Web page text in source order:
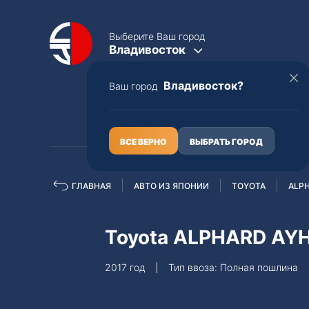
Выберите Ваш город
Владивосток
Ваш город Владивосток?
ВСЕ ВЕРНО ВЫБРАТЬ ГОРОД
Полная пошлина
ГЛАВНАЯ АВТО ИЗ ЯПОНИИ TOYOTA
Toyota ALPHARD
2017 год Тип ввоза: Полная пошлина